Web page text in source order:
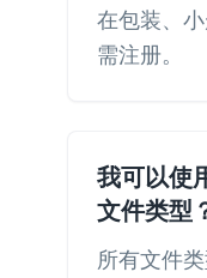
在包装、
需注册。
我可以使
文件类型
所有文件